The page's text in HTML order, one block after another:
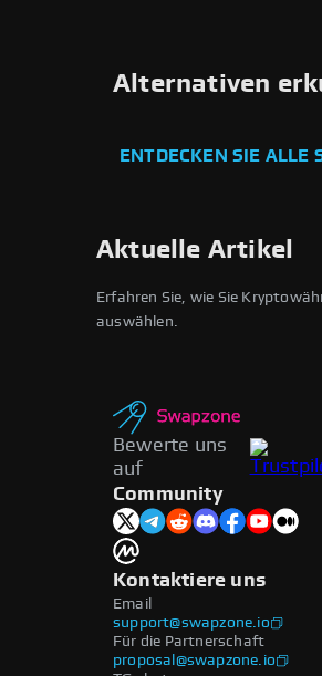
Alternativen
ENTDECKEN SIE ALLE
Aktuelle Artikel
Erfahren Sie, wie Sie
auswählen.
Bewerte uns
auf
Community
Kontaktiere uns
Email
support@swapzone.io
Für die Partnerschaft
proposal@swapzone.io